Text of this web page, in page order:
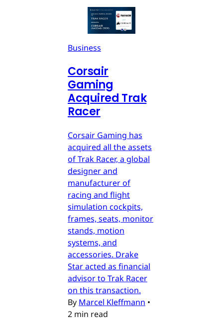
Business
Corsair
Gaming
Acquired Trak
Racer
Corsair Gaming has
acquired all the assets
of Trak Racer, a global
designer and
manufacturer of
racing and flight
simulation cockpits,
frames, seats, monitor
stands, motion
systems, and
accessories. Drake
Star acted as financial
advisor to Trak Racer
on this transaction.
By Marcel Kleffmann •
2 min read